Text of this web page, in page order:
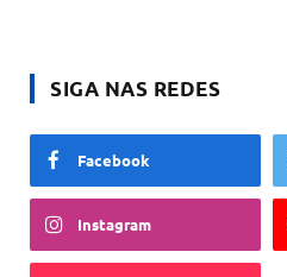
SIGA NAS REDES
Facebook
Instagram